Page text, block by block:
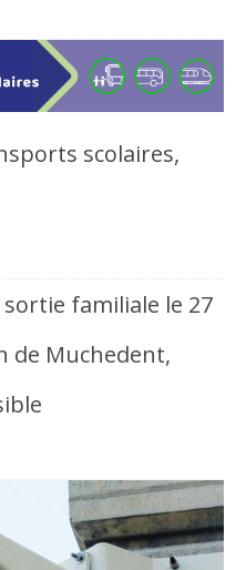
scolaires,
familiale le 27
de Muchedent,